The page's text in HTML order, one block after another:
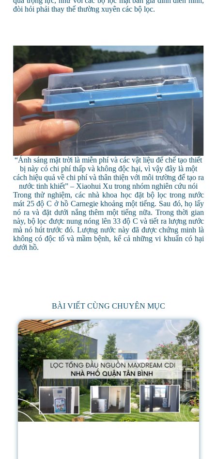
đòi hỏi phải thay thế thường xuyên các bộ lọc.
“Ánh sáng mặt trời là miễn phí và các vật liệu để chế tạo thiết
bị này có chi phí thấp và không độc hại, vì vậy đây là một
cách hiệu quả về chi phí và thân thiện với môi trường để tạo ra
nước tinh khiết” – Xiaohui Xu trong nhóm nghiên cứu nói
Trong thử nghiệm, các nhà khoa học đặt bộ lọc trong nước
mát 25 độ C ở hồ Carnegie khoảng một tiếng. Sau đó, họ lấy
nó ra và đặt dưới nắng thêm một tiếng nữa. Trong thời gian
này, bộ lọc được nung nóng lên 33 độ C và tiết ra lượng nước
mà nó hút trước đó. Lượng nước này đã được chứng minh là
không có độc tố và mầm bệnh, kể cả những vi khuẩn có hại
dưới hồ.
BÀI VIẾT CÙNG CHUYÊN MỤC